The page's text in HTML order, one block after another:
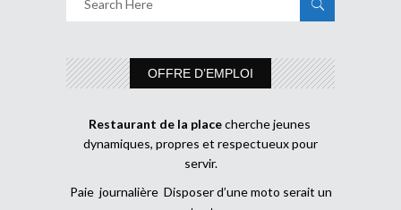
OFFRE D’EMPLOI
Restaurant de la placecherche jeunes
dynamiques, propres et respectueux pour
servir.
Paie journalière Disposer d’une moto serait un